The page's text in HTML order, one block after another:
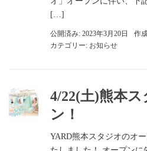
[…]
公開済み: 2023年3月20日 作
カテゴリー: お知らせ
4/22(土)熊本
ン！
YARD熊本スタジオのオ